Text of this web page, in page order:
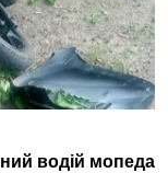
водій мопеда